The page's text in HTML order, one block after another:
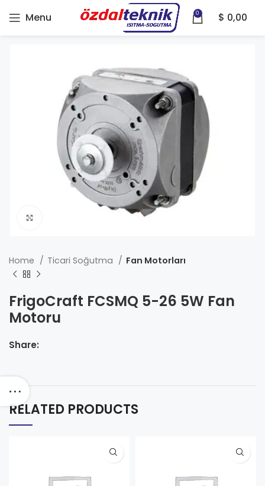
Menu 0 $ 0,00
Home Ticari Soğutma Fan Motorları
FrigoCraft FCSMQ 5-26 5W Fan
Motoru
Share:
RELATED PRODUCTS